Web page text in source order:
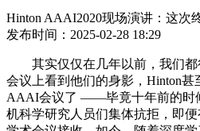
Hinton AAAI2020现场演讲：这次
发布时间：2025-02-28 18:29
其实仅仅在几年以前，我们都
会议上看到他们的身影，Hinton
AAAI会议了 ——毕竟十年前的时
机科学研究人员们集体抗拒，即